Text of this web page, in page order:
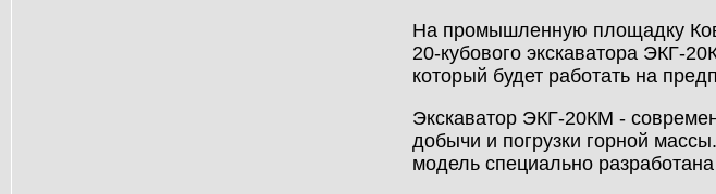
СКЛАДЫ
На промышленную площадку
20-кубового экскаватора ЭКГ-
который будет работать на
Экскаватор ЭКГ-20КМ -
добычи и погрузки горной
модель специально